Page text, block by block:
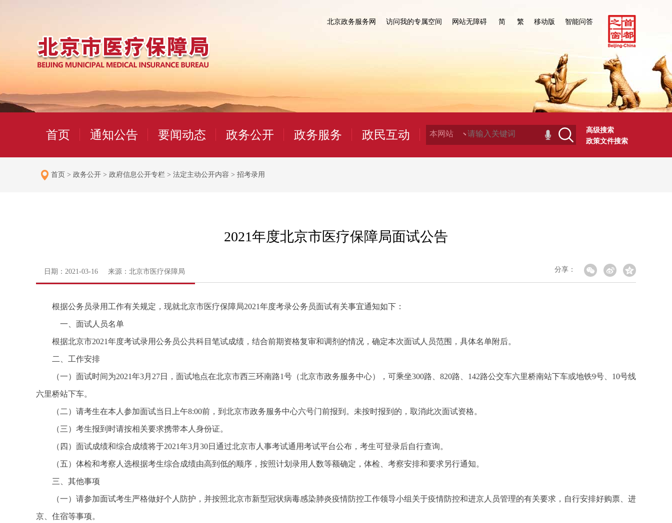
北京政务服务网 访问我的专属空间 网站无障碍 简 繁 移动版 智能问答
首页 通知公告 要闻动态 政务公开 政务服务 政民互动
高级搜索
政策文件搜索
首页 > 政务公开 > 政府信息公开专栏 > 法定主动公开内容 > 招考录用
2021年度北京市医疗保障局面试公告
日期：2021-03-16 来源：北京市医疗保障局 分享：
根据公务员录用工作有关规定，现就北京市医疗保障局2021年度考录公务员面试有关事宜通知如下：
一、面试人员名单
根据北京市2021年度考试录用公务员公共科目笔试成绩，结合前期资格复审和调剂的情况，确定本次面试人员范围，具体名单附后。
二、工作安排
（一）面试时间为2021年3月27日，面试地点在北京市西三环南路1号（北京市政务服务中心），可乘坐300路、820路、142路公交车六里桥南站下车或地铁9号、10号线
六里桥站下车。
（二）请考生在本人参加面试当日上午8:00前，到北京市政务服务中心六号门前报到。未按时报到的，取消此次面试资格。
（三）考生报到时请按相关要求携带本人身份证。
（四）面试成绩和综合成绩将于2021年3月30日通过北京市人事考试通用考试平台公布，考生可登录后自行查询。
（五）体检和考察人选根据考生综合成绩由高到低的顺序，按照计划录用人数等额确定，体检、考察安排和要求另行通知。
三、其他事项
（一）请参加面试考生严格做好个人防护，并按照北京市新型冠状病毒感染肺炎疫情防控工作领导小组关于疫情防控和进京人员管理的有关要求，自行安排好购票、进
京、住宿等事项。